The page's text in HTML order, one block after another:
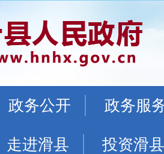
政务公开 政务服
走进滑县 投资滑县